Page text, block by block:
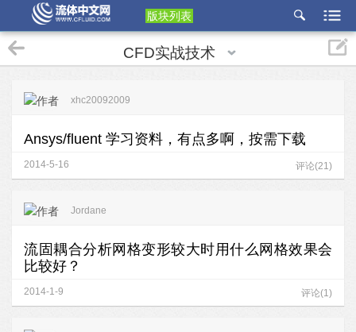
版块列表
etu
p
CFD实战技术
xhc20092009
Ansys/fluent 学习资料，有点多啊，按需下载
2014-5-16 评论(21)
Jordane
流固耦合分析网格变形较大时用什么网格效果会
比较好？
2014-1-9 评论(1)